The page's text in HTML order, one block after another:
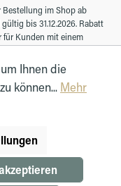
im Shop ab
bis 31.12.2026. Rabatt
für Kunden mit einem
Ihnen die
können... Mehr